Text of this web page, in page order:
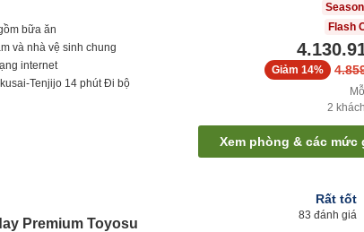
bữa ăn
và nhà vệ sinh chung
internet
Tenjijo 14 phútĐi bộ
Flash
Giảm 14%
2 khách
Xem phòng & các mức
Premium Toyosu
Rất tốt
83 đánh giá